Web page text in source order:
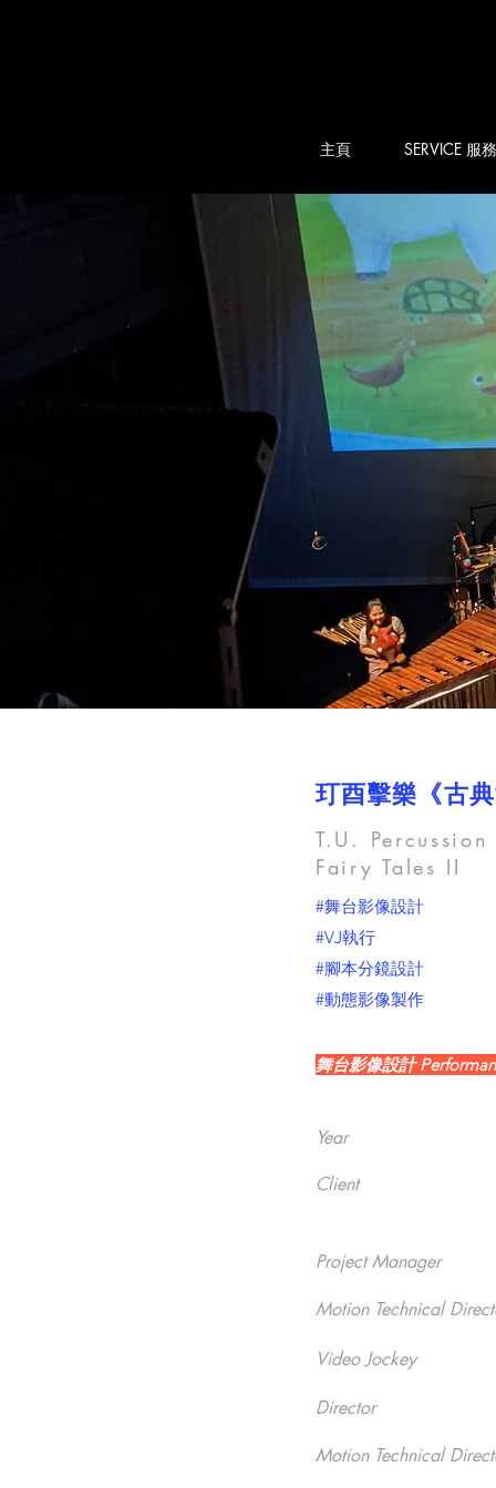
主頁 SERVICE 服
玎酉擊樂《古典
T.U.
Fairy Tales II
#舞台影像設計
#VJ執行
#腳本分鏡設計
#動態影像製作
舞台影像設計
Year
Client
Project Manager
Motion Technical
Video Jockey
Director
Motion Technical